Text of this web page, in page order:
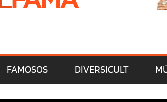
FAMOSOS DIVERSICULT